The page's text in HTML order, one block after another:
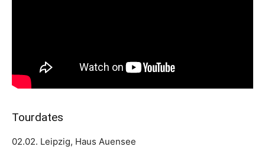
Tourdates
02.02. Leipzig, Haus Auensee